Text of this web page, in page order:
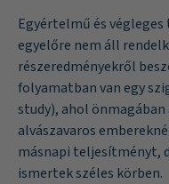
Egyértelmű és
egyelőre nem áll
részeredményekről
folyamatban van egy
study), ahol
alvászavaros
másnapi teljesítményt,
ismertek széles körben.